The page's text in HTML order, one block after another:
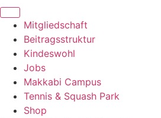
Mitgliedschaft
Beitragsstruktur
Kindeswohl
Jobs
Makkabi Campus
Tennis & Squash Park
Shop